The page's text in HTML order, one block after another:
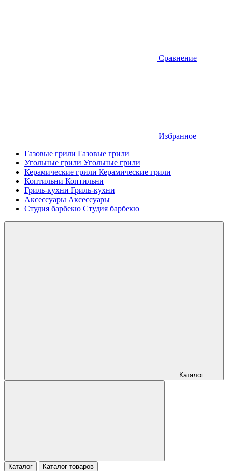
Сравнение
Избранное
Газовые грили Газовые грили
Угольные грили Угольные грили
Керамические грили Керамические грили
Коптильни Коптильни
Гриль-кухни Гриль-кухни
Аксессуары Аксессуары
Студия барбекю Студия барбекю
Каталог
Каталог Каталог товаров